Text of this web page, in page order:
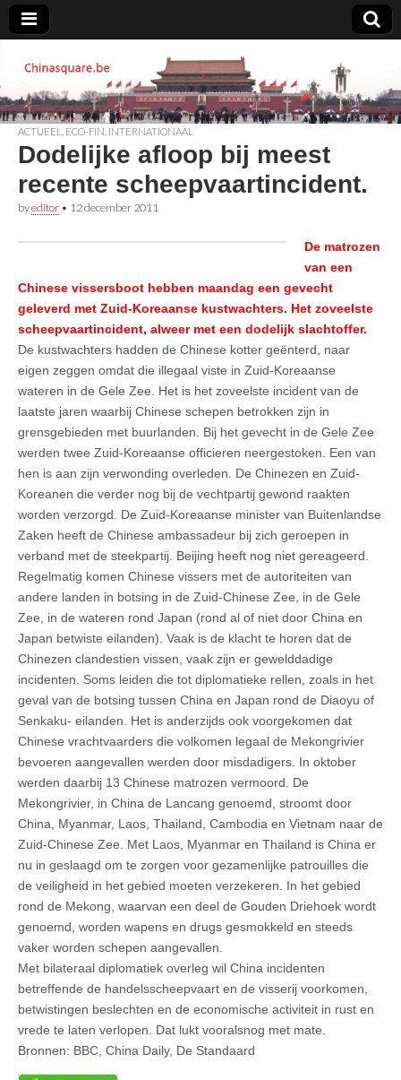
Chinasquare.be
ACTUEEL ECO-FIN INTERNATIONAAL
Dodelijke afloop bij meest
recente scheepvaartincident.
byeditor • 12 december 2011
De matrozen
van een
Chinese vissersboot hebben maandag een gevecht
geleverd met Zuid-Koreaanse kustwachters. Het zoveelste
scheepvaartincident, alweer met een dodelijk slachtoffer.
De kustwachters hadden de Chinese kotter geënterd, naar
eigen zeggen omdat die illegaal viste in Zuid-Koreaanse
wateren in de Gele Zee. Het is het zoveelste incident van de
laatste jaren waarbij Chinese schepen betrokken zijn in
grensgebieden met buurlanden. Bij het gevecht in de Gele Zee
werden twee Zuid-Koreaanse officieren neergestoken. Een van
hen is aan zijn verwonding overleden. De Chinezen en Zuid-
Koreanen die verder nog bij de vechtpartij gewond raakten
worden verzorgd. De Zuid-Koreaanse minister van Buitenlandse
Zaken heeft de Chinese ambassadeur bij zich geroepen in
verband met de steekpartij. Beijing heeft nog niet gereageerd.
Regelmatig komen Chinese vissers met de autoriteiten van
andere landen in botsing in de Zuid-Chinese Zee, in de Gele
Zee, in de wateren rond Japan (rond al of niet door China en
Japan betwiste eilanden). Vaak is de klacht te horen dat de
Chinezen clandestien vissen, vaak zijn er gewelddadige
incidenten. Soms leiden die tot diplomatieke rellen, zoals in het
geval van de botsing tussen China en Japan rond de Diaoyu of
Senkaku- eilanden. Het is anderzijds ook voorgekomen dat
Chinese vrachtvaarders die volkomen legaal de Mekongrivier
bevoeren aangevallen werden door misdadigers. In oktober
werden daarbij 13 Chinese matrozen vermoord. De
Mekongrivier, in China de Lancang genoemd, stroomt door
China, Myanmar, Laos, Thailand, Cambodia en Vietnam naar de
Zuid-Chinese Zee. Met Laos, Myanmar en Thailand is China er
nu in geslaagd om te zorgen voor gezamenlijke patrouilles die
de veiligheid in het gebied moeten verzekeren. In het gebied
rond de Mekong, waarvan een deel de Gouden Driehoek wordt
genoemd, worden wapens en drugs gesmokkeld en steeds
vaker worden schepen aangevallen.
Met bilateraal diplomatiek overleg wil China incidenten
betreffende de handelsscheepvaart en de visserij voorkomen,
betwistingen beslechten en de economische activiteit in rust en
vrede te laten verlopen. Dat lukt vooralsnog met mate.
Bronnen: BBC, China Daily, De Standaard